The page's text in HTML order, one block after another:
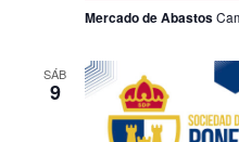
Mercado de Abastos
SÁB
9